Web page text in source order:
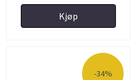
Kjøp
-34%